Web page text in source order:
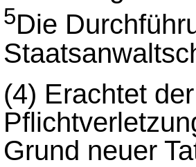
5Die
(4) Erachtet
Grund neuer